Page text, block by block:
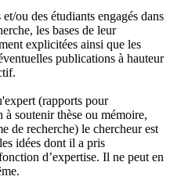
ou des étudiants engagés dans
les bases de leur
explicitées ainsi que les
publications à hauteur
(rapports pour
soutenir thèse ou mémoire,
de recherche) le chercheur est
idées dont il a pris
d’expertise. Il ne peut en